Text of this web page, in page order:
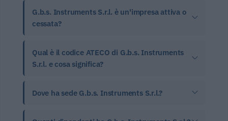
G.b.s. Instruments S.r.l. è un'impresa attiva o
cessata?
Qual è il codice ATECO di G.b.s. Instruments
S.r.l. e cosa significa?
Dove ha sede G.b.s. Instruments S.r.l.?